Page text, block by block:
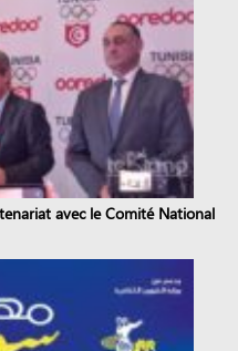
avec le Comité National